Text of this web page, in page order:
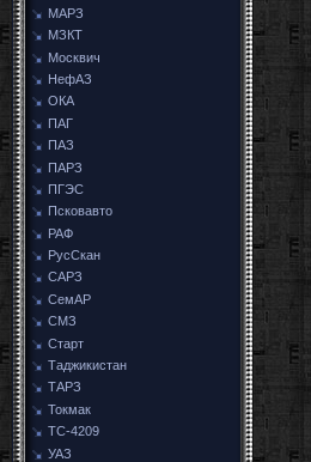
МАРЗ
МЗКТ
Москвич
НефАЗ
ОКА
ПАГ
ПАЗ
ПАРЗ
ПГЭС
Псковавто
РАФ
РусСкан
САРЗ
СемАР
СМЗ
Старт
Таджикистан
ТАРЗ
Токмак
ТС-4209
УАЗ